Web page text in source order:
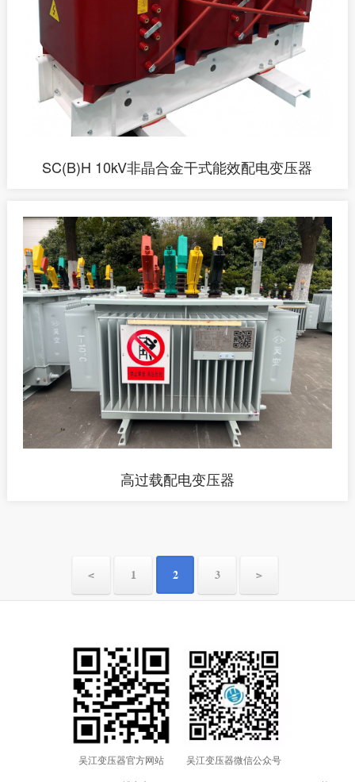
SC(B)H 10kV非晶合金干式能效配电变压器
高过载配电变压器
< 1 2 3 >
吴江变压器官方网站
吴江变压器微信公众号